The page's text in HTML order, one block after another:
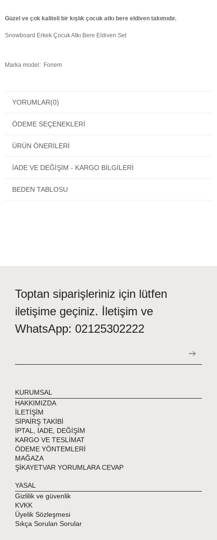
Güzel ve çok kaliteli bir kışlık çocuk atkı bere eldiven takımıdır.
Snowboard Erkek Çocuk Atkı Bere Eldiven Set
Marka model: Fonem
YORUMLAR(0)
ÖDEME SEÇENEKLERI
ÜRÜN ÖNERILERI
İADE VE DEĞİŞİM - KARGO BİLGİLERİ
BEDEN TABLOSU
Toptan siparişleriniz için lütfen
iletişime geçiniz. İletişim ve
WhatsApp: 02125302222
KURUMSAL
HAKKIMIZDA
İLETİŞİM
SİPAİRŞ TAKİBİ
İPTAL, İADE, DEĞİŞİM
KARGO VE TESLİMAT
ÖDEME YÖNTEMLERİ
MAĞAZA
ŞİKAYETVAR YORUMLARA CEVAP
YASAL
Gizlilik ve güvenlik
KVKK
Üyelik Sözleşmesi
Sıkça Sorulan Sorular